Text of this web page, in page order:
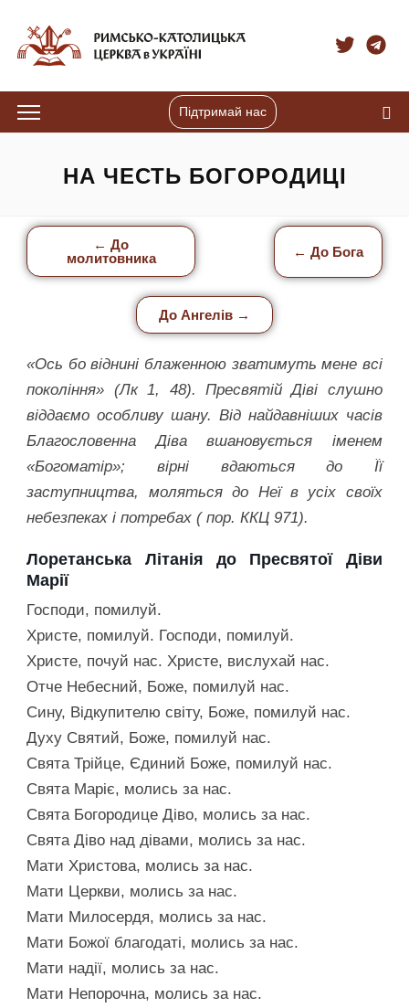
Підтримай нас
НА ЧЕСТЬ БОГОРОДИЦІ
← До
молитовника
← До Бога
До Ангелів →
«Ось бо віднині блаженною зватимуть мене всі
покоління» (Лк 1, 48). Пресвятій Діві слушно
віддаємо особливу шану. Від найдавніших часів
Благословенна Діва вшановується іменем
«Богоматір»; вірні вдаються до Її
заступництва, моляться до Неї в усіх своїх
небезпеках і потребах ( пор. ККЦ 971).
Лоретанська Літанія до Пресвятої Діви
Марії
Господи, помилуй.
Христе, помилуй. Господи, помилуй.
Христе, почуй нас. Христе, вислухай нас.
Отче Небесний, Боже, помилуй нас.
Сину, Відкупителю світу, Боже, помилуй нас.
Духу Святий, Боже, помилуй нас.
Свята Трійце, Єдиний Боже, помилуй нас.
Свята Маріє, молись за нас.
Свята Богородице Діво, молись за нас.
Свята Діво над дівами, молись за нас.
Мати Христова, молись за нас.
Мати Церкви, молись за нас.
Мати Милосердя, молись за нас.
Мати Божої благодаті, молись за нас.
Мати надії, молись за нас.
Мати Непорочна, молись за нас.